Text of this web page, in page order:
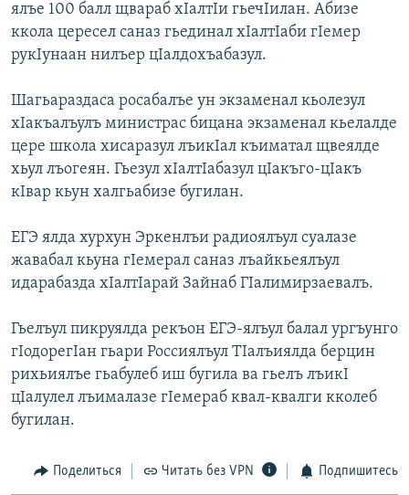
ялъе 100 балл щвараб хIалтIи гьечIилан. Абизе
ккола цересел саназ гьединал хIалтIаби гIемер
рукIунаан нилъер цIалдохъабазул.
Шагьараздаса росабалъе ун экзаменал кьолезул
хIакъалъулъ министрас бицана экзаменал кьелалде
цере школа хисаразул лъикIал къиматал щвеялде
хьул лъогеян. Гьезул хIалтIабазул цIакъго-цIакъ
кIвар кьун халгьабизе бугилан.
ЕГЭ ялда хурхун Эркенлъи радиоялъул суалазе
жавабал кьуна гIемерал саназ лъайкьеялъул
идарабазда хIалтIарай Зайнаб ГIалимирзаевалъ.
Гьелъул пикруялда рекъон ЕГЭ-ялъул балал ургъунго
гIодорегIан гьари Россиялъул ТIалъиялда берцин
рихьиялъе гьабулеб иш бугила ва гьелъ лъикI
цIалулел лъималазе гIемераб квал-квалги кколеб
бугилан.
Поделиться Читать без VPN Подпишитесь